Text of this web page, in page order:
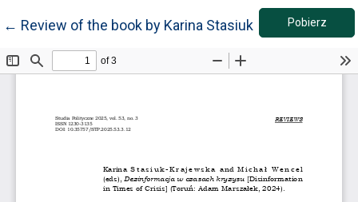
← Wróć do szczegółów artykułu
Review of the book by Karina Stasiuk-Krajewska,
Pobierz